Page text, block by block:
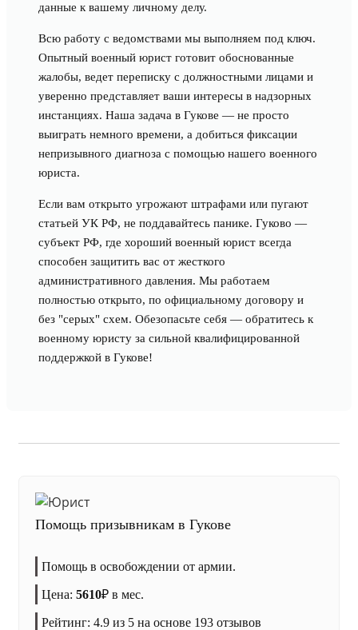
данные к вашему личному делу.
Всю работу с ведомствами мы выполняем под ключ.
Опытный военный юрист готовит обоснованные
жалобы, ведет переписку с должностными лицами и
уверенно представляет ваши интересы в надзорных
инстанциях. Наша задача в Гукове — не просто
выиграть немного времени, а добиться фиксации
непризывного диагноза с помощью нашего военного
юриста.
Если вам открыто угрожают штрафами или пугают
статьей УК РФ, не поддавайтесь панике. Гуково —
субъект РФ, где хороший военный юрист всегда
способен защитить вас от жесткого
административного давления. Мы работаем
полностью открыто, по официальному договору и
без "серых" схем. Обезопасьте себя — обратитесь к
военному юристу за сильной квалифицированной
поддержкой в Гукове!
Помощь призывникам в Гукове
Помощь в освобождении от армии.
Цена: 5610₽ в мес.
Рейтинг: 4.9 из 5 на основе 193 отзывов